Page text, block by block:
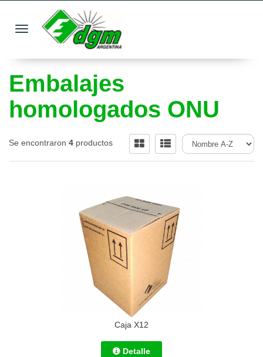
Toggle navigation
Embalajes
homologados ONU
Se encontraron 4 productos
Caja X12
Detalle